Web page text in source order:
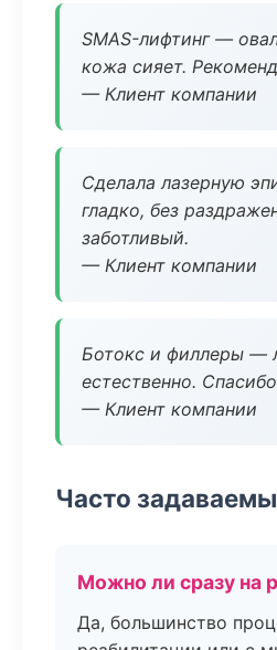
SMAS-лифтинг —
кожа сияет.
— Клиент компании
Сделала лазерную
гладко, без
заботливый.
— Клиент компании
Ботокс и филлеры —
естественно.
— Клиент компании
Часто
Можно ли сразу на
Да, большинство